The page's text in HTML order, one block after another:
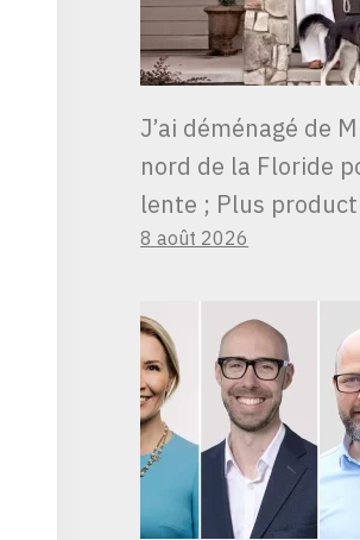
J’ai déménagé de
nord de la Floride
lente ; Plus
8 août 2026